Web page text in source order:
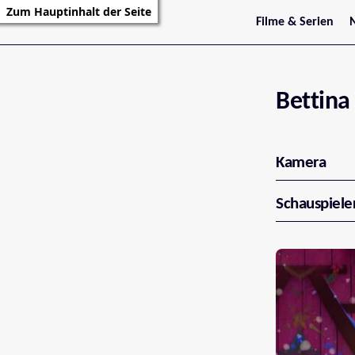
Zum Hauptinhalt der Seite
Filme & Serien
Trailer
Serienarchiv
Bettina
Kamera